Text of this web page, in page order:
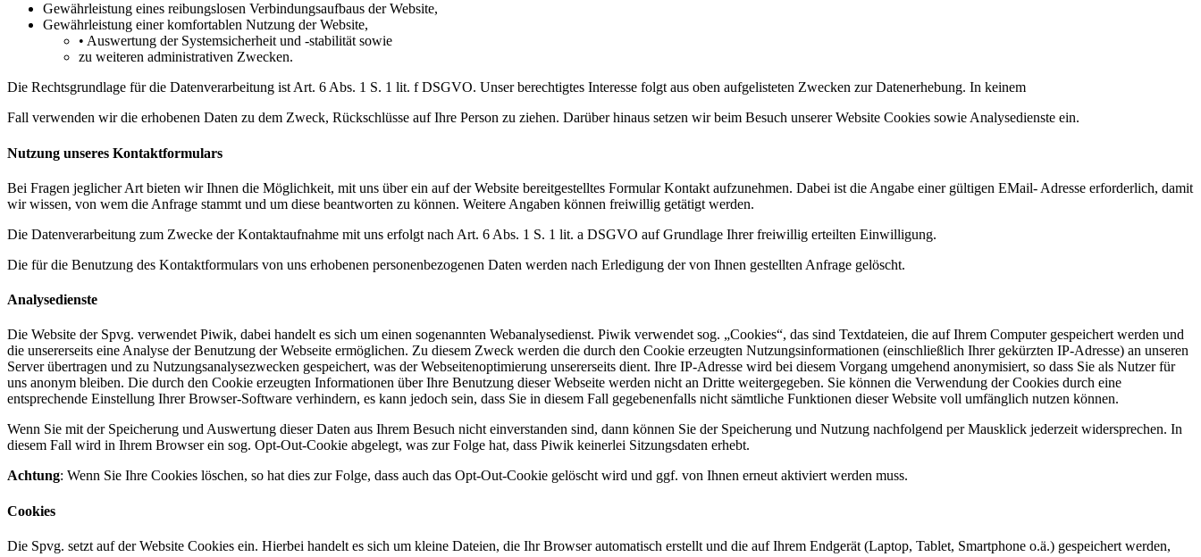
Gewährleistung eines reibungslosen Verbindungsaufbaus der Website,
Gewährleistung einer komfortablen Nutzung der Website,
• Auswertung der Systemsicherheit und -stabilität sowie
zu weiteren administrativen Zwecken.
Die Rechtsgrundlage für die Datenverarbeitung ist Art. 6 Abs. 1 S. 1 lit. f DSGVO. Unser berechtigtes Interesse folgt aus oben aufgelisteten Zwecken zur Datenerhebung. In keinem
Fall verwenden wir die erhobenen Daten zu dem Zweck, Rückschlüsse auf Ihre Person zu ziehen. Darüber hinaus setzen wir beim Besuch unserer Website Cookies sowie Analysedienste ein.
Nutzung unseres Kontaktformulars
Bei Fragen jeglicher Art bieten wir Ihnen die Möglichkeit, mit uns über ein auf der Website bereitgestelltes Formular Kontakt aufzunehmen. Dabei ist die Angabe einer gültigen EMail- Adresse erforderlich, damit
wir wissen, von wem die Anfrage stammt und um diese beantworten zu können. Weitere Angaben können freiwillig getätigt werden.
Die Datenverarbeitung zum Zwecke der Kontaktaufnahme mit uns erfolgt nach Art. 6 Abs. 1 S. 1 lit. a DSGVO auf Grundlage Ihrer freiwillig erteilten Einwilligung.
Die für die Benutzung des Kontaktformulars von uns erhobenen personenbezogenen Daten werden nach Erledigung der von Ihnen gestellten Anfrage gelöscht.
Analysedienste
Die Website der Spvg. verwendet Piwik, dabei handelt es sich um einen sogenannten Webanalysedienst. Piwik verwendet sog. „Cookies“, das sind Textdateien, die auf Ihrem Computer gespeichert werden und
die unsererseits eine Analyse der Benutzung der Webseite ermöglichen. Zu diesem Zweck werden die durch den Cookie erzeugten Nutzungsinformationen (einschließlich Ihrer gekürzten IP-Adresse) an unseren
Server übertragen und zu Nutzungsanalysezwecken gespeichert, was der Webseitenoptimierung unsererseits dient. Ihre IP-Adresse wird bei diesem Vorgang umgehend anonymisiert, so dass Sie als Nutzer für
uns anonym bleiben. Die durch den Cookie erzeugten Informationen über Ihre Benutzung dieser Webseite werden nicht an Dritte weitergegeben. Sie können die Verwendung der Cookies durch eine
entsprechende Einstellung Ihrer Browser-Software verhindern, es kann jedoch sein, dass Sie in diesem Fall gegebenenfalls nicht sämtliche Funktionen dieser Website voll umfänglich nutzen können.
Wenn Sie mit der Speicherung und Auswertung dieser Daten aus Ihrem Besuch nicht einverstanden sind, dann können Sie der Speicherung und Nutzung nachfolgend per Mausklick jederzeit widersprechen. In
diesem Fall wird in Ihrem Browser ein sog. Opt-Out-Cookie abgelegt, was zur Folge hat, dass Piwik keinerlei Sitzungsdaten erhebt.
Achtung: Wenn Sie Ihre Cookies löschen, so hat dies zur Folge, dass auch das Opt-Out-Cookie gelöscht wird und ggf. von Ihnen erneut aktiviert werden muss.
Cookies
Die Spvg. setzt auf der Website Cookies ein. Hierbei handelt es sich um kleine Dateien, die Ihr Browser automatisch erstellt und die auf Ihrem Endgerät (Laptop, Tablet, Smartphone o.ä.) gespeichert werden,